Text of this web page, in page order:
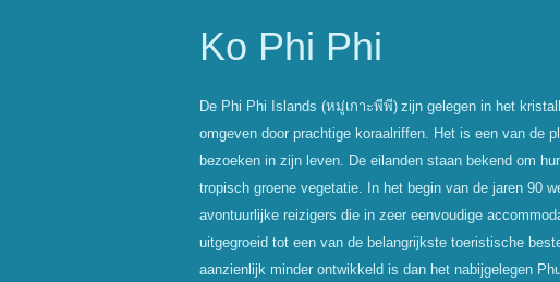
Ko Phi Phi
De Phi Phi Islands (หมู่เกาะพีพี) zijn gelegen in het
omgeven door prachtige koraalriffen. Het is een van de
bezoeken in zijn leven. De eilanden staan bekend om
tropisch groene vegetatie. In het begin van de jaren 90
avontuurlijke reizigers die in zeer eenvoudige
uitgegroeid tot een van de belangrijkste toeristische
aanzienlijk minder ontwikkeld is dan het nabijgelegen